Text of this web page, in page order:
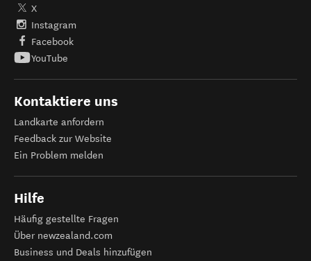
X
Instagram
Facebook
YouTube
Kontaktiere uns
Landkarte anfordern
Feedback zur Website
Ein Problem melden
Hilfe
Häufig gestellte Fragen
Über newzealand.com
Business und Deals hinzufügen